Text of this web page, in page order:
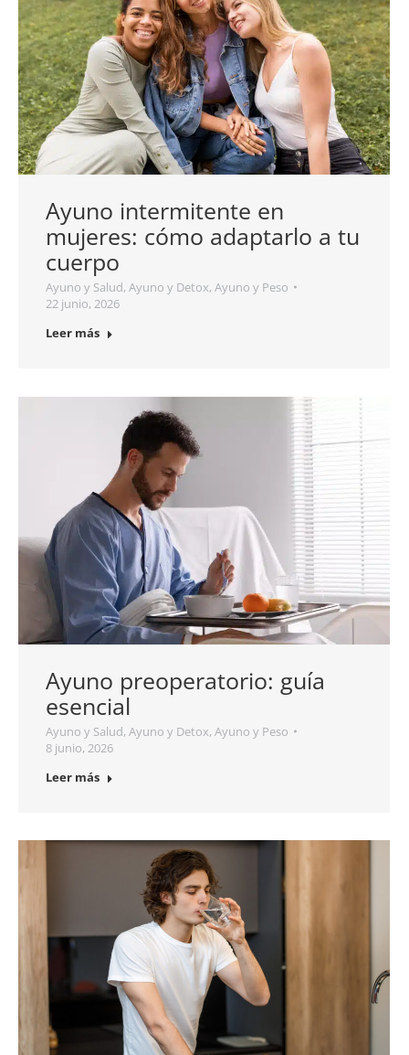
Ayuno intermitente en
mujeres: cómo adaptarlo a tu
cuerpo
Ayuno y Salud, Ayuno y Detox, Ayuno y Peso
22 junio, 2026
Leer más
Ayuno preoperatorio: guía
esencial
Ayuno y Salud, Ayuno y Detox, Ayuno y Peso
8 junio, 2026
Leer más